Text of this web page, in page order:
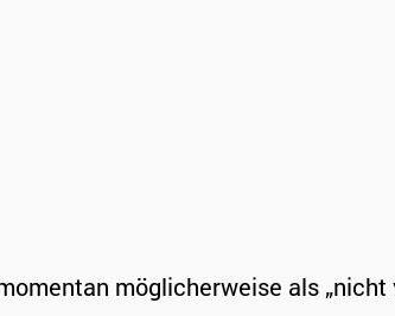
möglicherweise als „nicht